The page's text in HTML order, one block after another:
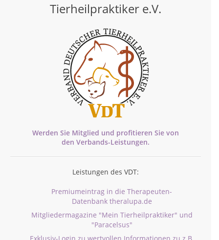
Tierheilpraktiker e.V.
Werden Sie Mitglied und profitieren Sie von
den Verbands-Leistungen.
Leistungen des VDT:
Premiumeintrag in die Therapeuten-
Datenbank theralupa.de
Mitgliedermagazine "Mein Tierheilpraktiker" und
"Paracelsus"